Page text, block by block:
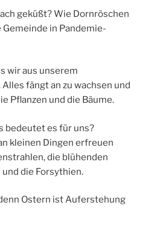
geküßt? Wie Dornröschen
Gemeinde in Pandemie-
wir aus unserem
fängt an zu wachsen und
Pflanzen und die Bäume.
bedeutet es für uns?
kleinen Dingen erfreuen
die blühenden
die Forsythien.
Ostern ist Auferstehung